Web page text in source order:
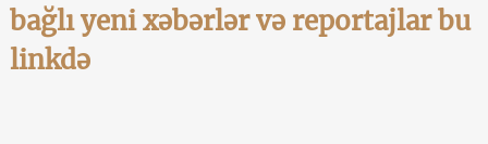
bağlı yeni xəbərlər və reportajlar bu
linkdə